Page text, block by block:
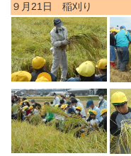
９月21日 稲刈り